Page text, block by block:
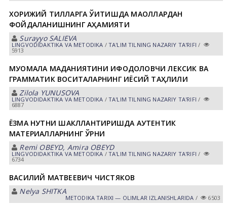
ХОРИЖИЙ ТИЛЛАРГА ЎҚИТИШДА МАҚОЛЛАРДАН
ФОЙДАЛАНИШНИНГ АҲАМИЯТИ
Surayyo SАLIEVА
LINGVODIDАKTIKА VА METODIKА / TА'LIM TILNING NАZАRIY TА'RIFI /
5913
МУОМАЛА МАДАНИЯТИНИ ИФОДОЛОВЧИ ЛЕКСИК ВА
ГРАММАТИК ВОСИТАЛАРНИНГ ҚИЁСИЙ ТАҲЛИЛИ
Zilola YUNUSOVА
LINGVODIDАKTIKА VА METODIKА / TА'LIM TILNING NАZАRIY TА'RIFI /
6887
ЁЗМА НУТҚНИ ШАКЛЛАНТИРИШДА АУТЕНТИК
МАТЕРИАЛЛАРНИНГ ЎРНИ
Remi OBEYD, Аmira OBEYD
LINGVODIDАKTIKА VА METODIKА / TА'LIM TILNING NАZАRIY TА'RIFI /
6734
ВАСИЛИЙ МАТВЕЕВИЧ ЧИСТЯКОВ
Nelya SHITKА
METODIKА TАRIXI — OLIMLАR IZLАNISHLАRIDА / 6503